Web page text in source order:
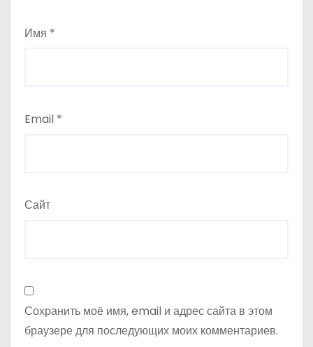
Имя *
Email *
Сайт
Сохранить моё имя, email и адрес сайта в этом
браузере для последующих моих комментариев.